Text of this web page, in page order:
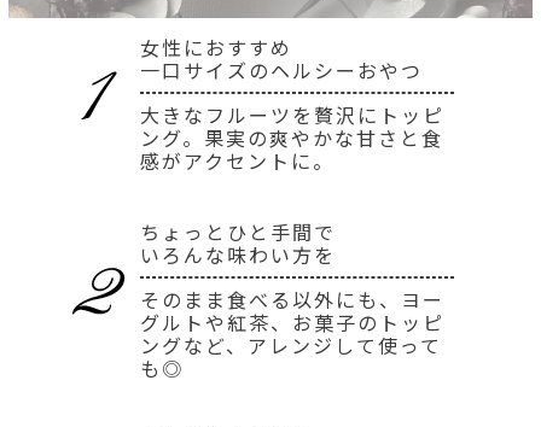
女性におすすめ
一口サイズのヘルシーおやつ
大きなフルーツを贅沢にトッピ
ング。果実の爽やかな甘さと食
感がアクセントに。
ちょっとひと手間で
いろんな味わい方を
そのまま食べる以外にも、ヨー
グルトや紅茶、お菓子のトッピ
ングなど、アレンジして使って
も◎